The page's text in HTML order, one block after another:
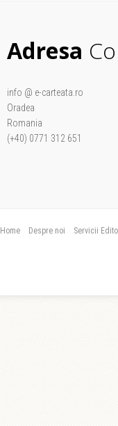
Adresa
info @ e-carteata.ro
Oradea
Romania
(+40) 0771 312 651
Home Despre noi Servicii